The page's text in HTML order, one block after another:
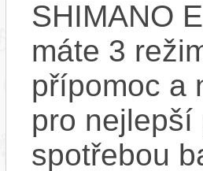
SHIMANO
máte 3
přípomoc a
pro nejlepší
spotřebou